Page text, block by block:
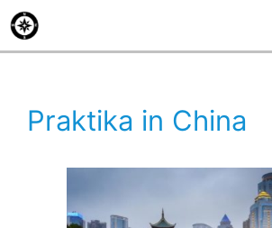
Zum
Inhalt
springen
Praktika in China